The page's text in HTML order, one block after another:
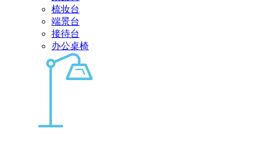
梳妆台
端景台
接待台
办公桌椅